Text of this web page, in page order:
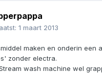
1 maart 2013
maken en onderin een
zonder electra.
wash machine wel